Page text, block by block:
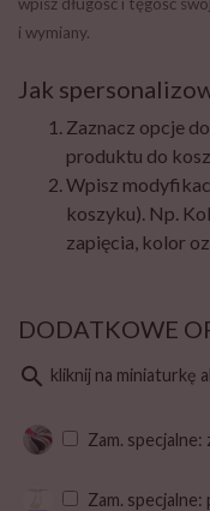
i wymiany.
Jak
Zaznacz opcje
produktu do
Wpisz
koszyku). Np.
zapięcia, kolor
DODATKOWE
search kliknij na miniaturkę
Zam. specjalne:
Zam.